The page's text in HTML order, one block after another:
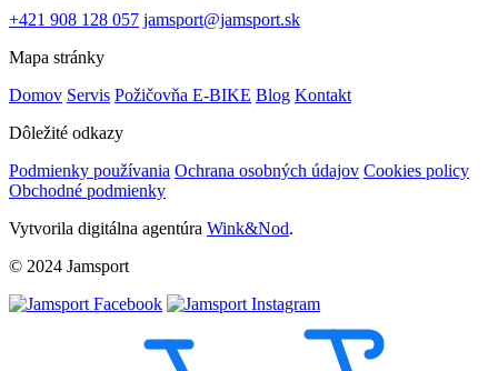
+421 908 128 057 jamsport@jamsport.sk
Mapa stránky
Domov Servis Požičovňa E-BIKE Blog Kontakt
Dôležité odkazy
Podmienky používania Ochrana osobných údajov Cookies policy
Obchodné podmienky
Vytvorila digitálna agentúra Wink&Nod.
© 2024 Jamsport